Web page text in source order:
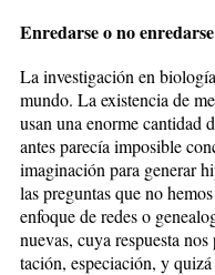
Enredarse o no enredarse
La investigación en
mundo. La existencia de
usan una enorme cantidad
an­tes parecía imposible
imaginación para generar
las preguntas que no
enfoque de redes o
nuevas, cuya respuesta
tación, especiación, y